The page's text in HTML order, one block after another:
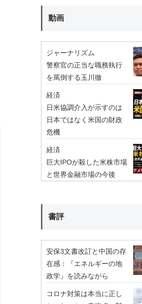
動画
ジャーナリズム
警察官の正当な職務執行
を罵倒する玉川徹
経済
日米協調介入が示すのは
日本ではなく米国の財政
危機
経済
巨大IPOが殺した米株市場
と世界金融市場の今後
書評
安保3文書改訂と中国の存
在感：『エネルギーの地
政学』を読みながら
コロナ対策は本当に正し